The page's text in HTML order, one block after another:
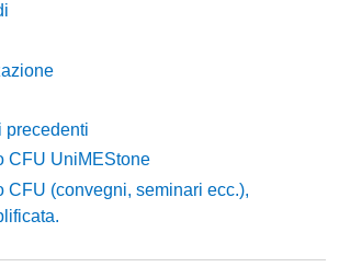
precedenti
CFU UniMEStone
CFU (convegni, seminari ecc.),